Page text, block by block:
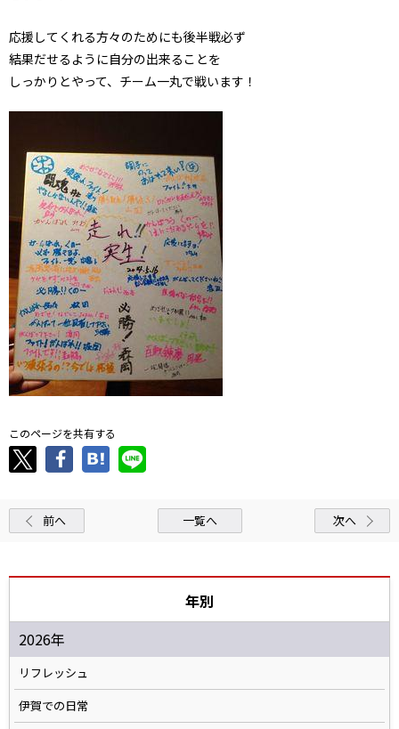
応援してくれる方々のためにも後半戦必ず
結果だせるように自分の出来ることを
しっかりとやって、チーム一丸で戦います！
このページを共有する
前へ 一覧へ 次へ
年別
2026年
リフレッシュ
伊賀での日常